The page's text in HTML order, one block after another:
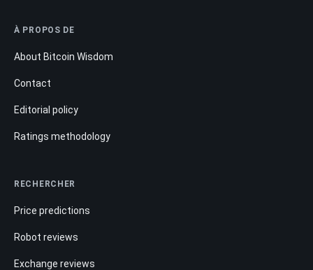
À PROPOS DE
About Bitcoin Wisdom
Contact
Editorial policy
Ratings methodology
RECHERCHER
Price predictions
Robot reviews
Exchange reviews